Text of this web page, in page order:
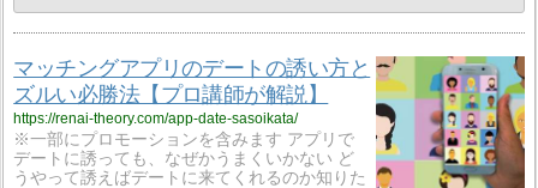
マッチングアプリのデートの誘い方と
ズルい必勝法【プロ講師が解説】
https://renai-theory.com/app-date-sasoikata/
※一部にプロモーションを含みます アプリで
デートに誘っても、なぜかうまくいかない ど
うやって誘えばデートに来てくれるのか知りた